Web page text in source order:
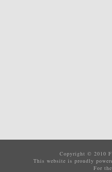
Copyright © 2010
This website is proudly
For